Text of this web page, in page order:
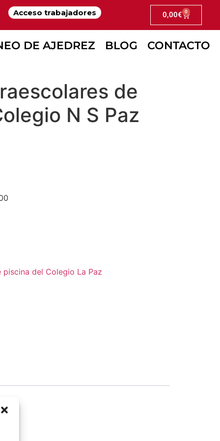
DE GÓNGORA DE LEGANÉS
Acceso trabajadores 0,00€ 0
DE AJEDREZ BLOG CONTACTO
de
N S Paz
del Colegio La Paz